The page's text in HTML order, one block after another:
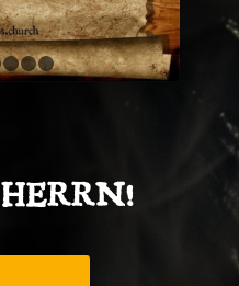
2 3 4 5 6 7
HERRN!